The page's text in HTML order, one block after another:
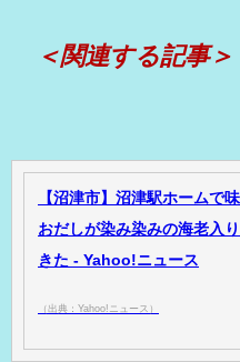
＜関連する記事＞
【沼津市】沼津駅ホームで
おだしが染み染みの海老入
きた - Yahoo!ニュース
（出典：Yahoo!ニュース）